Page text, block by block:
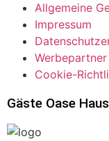
Allgemeine
Impressum
Werbepartner
Cookie-
Gäste Oase